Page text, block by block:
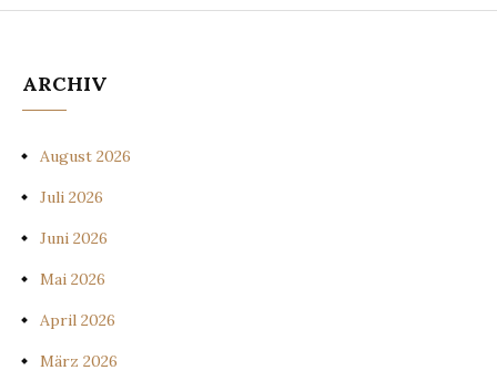
ARCHIV
August 2026
Juli 2026
Juni 2026
Mai 2026
April 2026
März 2026